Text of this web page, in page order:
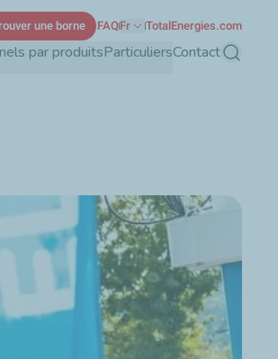
par produitsParticuliersContact
une borne FAQFr TotalEnergies.com